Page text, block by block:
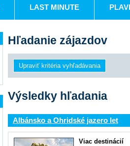
LAST MINUTE
Hľadanie zájazdov
Výsledky hľadania
Albánsko a Ohridské jazero let
Viac destinácií